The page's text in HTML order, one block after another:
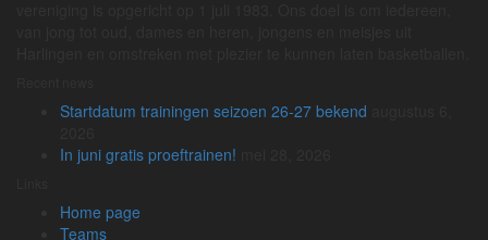
Startdatum trainingen seizoen 26-27 bekend
In juni gratis proeftrainen!
Home page
Teams